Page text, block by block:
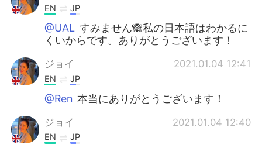
EN JP
@UAL すみません🙈私の日本語はわかるに
くいからです。ありがとうございます！
ジョイ 2021.01.04 12:41
EN JP
@Ren 本当にありがとうございます！
ジョイ 2021.01.04 12:40
EN JP